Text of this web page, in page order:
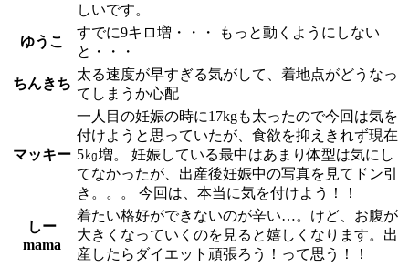
しいです。
ゆうこ
すでに9キロ増・・・ もっと動くようにしない
と・・・
ちんきち
太る速度が早すぎる気がして、着地点がどうなっ
てしまうか心配
マッキー
一人目の妊娠の時に17kgも太ったので今回は気を
付けようと思っていたが、食欲を抑えきれず現在
5㎏増。 妊娠している最中はあまり体型は気にし
てなかったが、出産後妊娠中の写真を見てドン引
き。。。 今回は、本当に気を付けよう！！
しー
mama
着たい格好ができないのが辛い…。けど、お腹が
大きくなっていくのを見ると嬉しくなります。出
産したらダイエット頑張ろう！って思う！！